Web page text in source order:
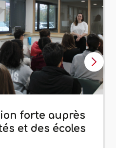
forte auprès
et des écoles